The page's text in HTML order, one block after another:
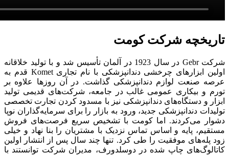
تاریخچه شرکت کومت
شرکت Gebr در سال 1923 در آلمان تأسیس شد و با تولید خلاقانه
اولین ابزارهای چرخشی دندانپزشکی با نام تجاری Komet قدم به
عرصه صنعت لوازم دندانپزشکی گذاشت. در آن روزها علاوه بر
تورم و بیکاری عمومی غالب در جامعه، شرکت‌های قدیمی تولید
ابزار و دستگاه‌های دندانپزشکی نیز با مسدود کردن تجارت تخصصی
تولیدات دندانپزشکی جدید، ورود به بازار را برای سرمایه‌گذاران نوپا
دشوار می‌کردند. اما کومت با تشخیص سریع فرصت‌های فروش
مستقیم، پایه و اساس تماس نزدیک با مشتریان را بنا نهاد و خیلی
زود پله‌های موفقیت را طی کرد. تنها چند سال پس از انتشار اولین
کاتالوگ‌های چاپ شده در دوسلدورف، مدیران شرکت توانستند با